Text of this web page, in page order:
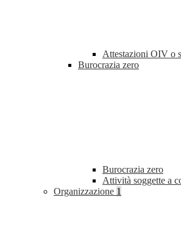
Attestazioni OIV o
Burocrazia zero
Burocrazia zero
Attività soggette a
Organizzazione 1